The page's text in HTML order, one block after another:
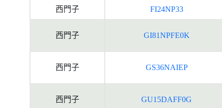
西門子 FI24NP33
西門子 GI81NPFE0K
西門子 GS36NAIEP
西門子 GU15DAFF0G